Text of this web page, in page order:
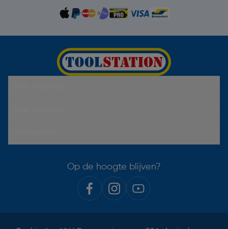
Op de hoogte blijven?